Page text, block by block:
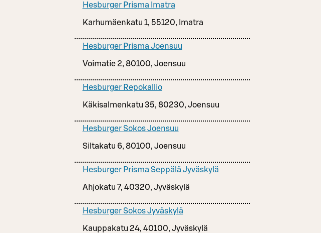
Hesburger Prisma Imatra
Karhumäenkatu 1, 55120, Imatra
Hesburger Prisma Joensuu
Voimatie 2, 80100, Joensuu
Hesburger Repokallio
Käkisalmenkatu 35, 80230, Joensuu
Hesburger Sokos Joensuu
Siltakatu 6, 80100, Joensuu
Hesburger Prisma Seppälä Jyväskylä
Ahjokatu 7, 40320, Jyväskylä
Hesburger Sokos Jyväskylä
Kauppakatu 24, 40100, Jyväskylä